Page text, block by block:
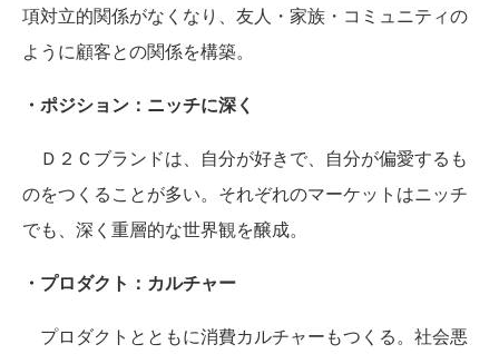
項対立的関係がなくなり、友人・家族・コミュニティの
ように顧客との関係を構築。
・ポジション：ニッチに深く
Ｄ２Ｃブランドは、自分が好きで、自分が偏愛するも
のをつくることが多い。それぞれのマーケットはニッチ
でも、深く重層的な世界観を醸成。
・プロダクト：カルチャー
プロダクトとともに消費カルチャーもつくる。社会悪